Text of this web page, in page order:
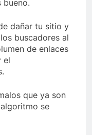
bueno.
dañar tu sitio y
buscadores al
de enlaces
el
que ya son
se